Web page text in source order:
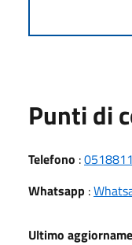
Punti di
Telefono :
Whatsapp :
Ultimo